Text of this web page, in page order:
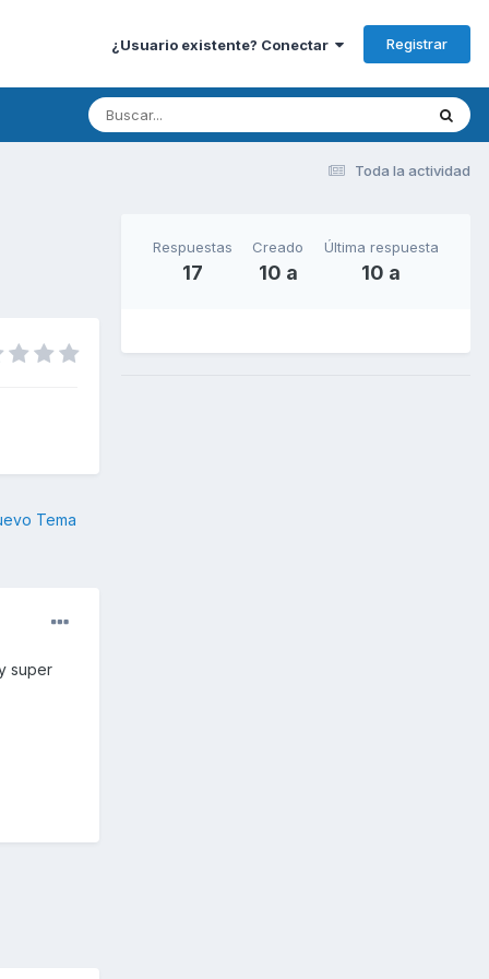
¿Usuario existente? Conectar Registrar
Toda la actividad
Tema
super
Respuestas
17
Creado
10 a
Última respuesta
10 a